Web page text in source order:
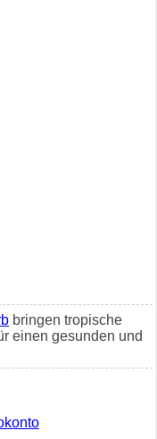
bringen tropische
einen gesunden und